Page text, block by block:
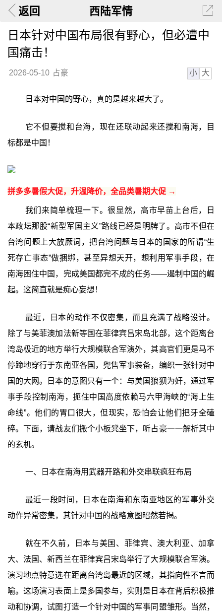
返回 西陆军情
日本针对中国布局很有野心，但必遭中
国痛击！
2026-05-10 占豪 小 大
日本对中国的野心，真的是越来越大了。
它不但要搅和台海，现在还联动起来还搅和南海，目
标都是中国！
拼多多暑假大促，升温降价，全品类暑期大促 →
我们来简单梳理一下。很显然，高市早苗上台后，日
本政坛那股“新型军国主义”路线已经是明牌了。高市不但在
台湾问题上大放厥词，把台湾问题与日本的国家的所谓“生
死存亡事态”做捆绑，甚至异想天开，想利用军事手段，在
南海困住中国，完成美国都完不成的任务——遏制中国的崛
起。这简直就是痴心妄想！
最近，日本的动作不仅密集，而且充满了战略设计。
除了与美菲澳加法新等国在菲律宾吕宋岛北部，这个距离台
湾岛极近的地方举行大规模联合军演外，其高官们更是马不
停蹄地穿行于东南亚各国，兜售军事装备，编织一张针对中
国的大网。日本的意图只有一个：与美国狼狈为奸，通过军
事手段控制南海，扼住中国高度依赖马六甲海峡的“海上生
命线”。他们的胃口很大，但现实，恐怕会让他们把牙全磕
碎。下面，请战友们搬个小板凳坐下，听占豪一一解析其中
的玄机。
一、日本在南海用武器开路和外交串联疯狂布局
最近一段时间，日本在南海和东南亚地区的军事外交
动作异常密集，其针对中国的战略意图昭然若揭。
就在不久前，日本与美国、菲律宾、澳大利亚、加拿
大、法国、新西兰在菲律宾吕宋岛举行了大规模联合军演。
演习地点特意选在距离台湾岛最近的区域，其指向性不言而
喻。这场演习表面上是多国参与，实则是日本在背后积极推
动和协调，试图打造一个针对中国的军事同盟雏形。当然，